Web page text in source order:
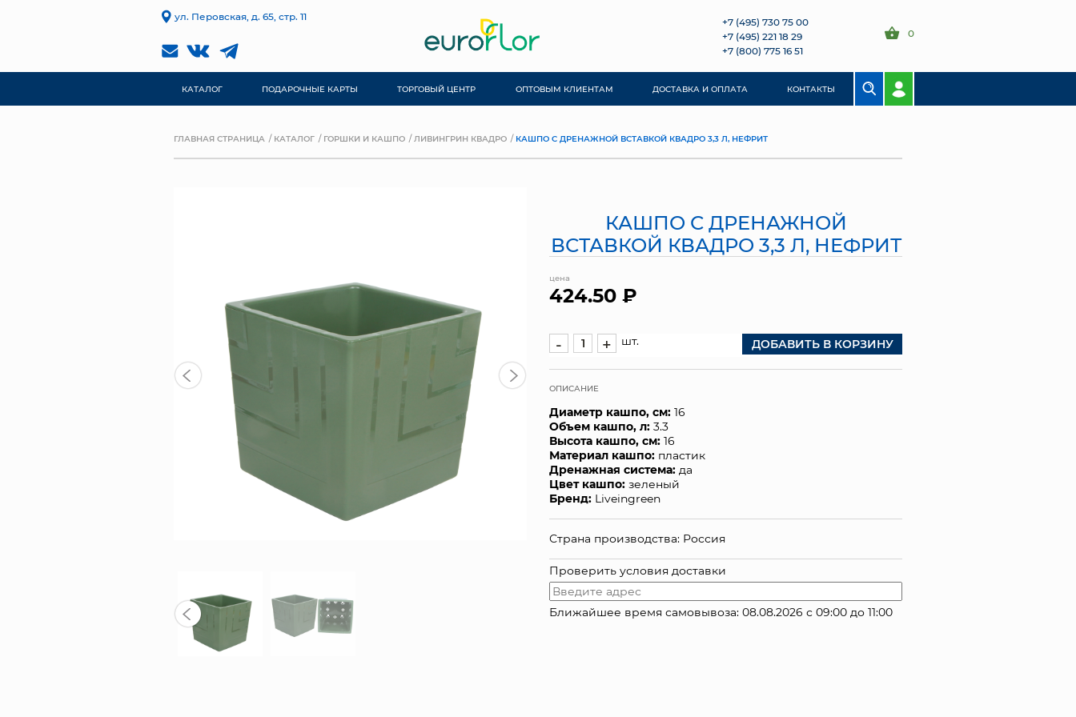
ул. Перовская, д. 65, стр. 11
+7 (495) 730 75 00
+7 (495) 221 18 29
+7 (800) 775 16 51
0
КАТАЛОГ ПОДАРОЧНЫЕ КАРТЫ ТОРГОВЫЙ ЦЕНТР ОПТОВЫМ КЛИЕНТАМ ДОСТАВКА И ОПЛАТА КОНТАКТЫ
ГЛАВНАЯ СТРАНИЦА КАТАЛОГ ГОРШКИ И КАШПО ЛИВИНГРИН КВАДРО КАШПО С ДРЕНАЖНОЙ ВСТАВКОЙ КВАДРО 3,3 Л, НЕФРИТ
КАШПО С ДРЕНАЖНОЙ
ВСТАВКОЙ КВАДРО 3,3 Л, НЕФРИТ
цена
424.50 ₽
- + шт. ДОБАВИТЬ В КОРЗИНУ
ОПИСАНИЕ
Диаметр кашпо, см: 16
Объем кашпо, л: 3.3
Высота кашпо, см: 16
Материал кашпо: пластик
Дренажная система: да
Цвет кашпо: зеленый
Бренд: Liveingreen
Страна производства: Россия
Проверить условия доставки
Ближайшее время самовывоза: 08.08.2026 с 09:00 до 11:00